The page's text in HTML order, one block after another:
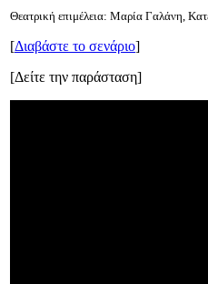
Θεατρική επιμέλεια: Μαρία Γαλάνη,
[Διαβάστε το σενάριο]
[Δείτε την παράσταση]